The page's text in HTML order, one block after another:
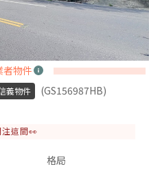
者物件
義物件
(GS156987HB)
這間👀
格局